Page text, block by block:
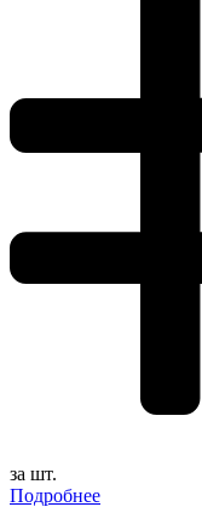
за шт.
Подробнее